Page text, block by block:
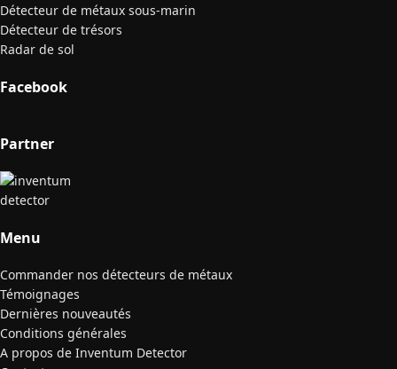
Détecteur de métaux sous-marin
Détecteur de trésors
Radar de sol
Facebook
Partner
Menu
Commander nos détecteurs de métaux
Témoignages
Dernières nouveautés
Conditions générales
A propos de Inventum Detector